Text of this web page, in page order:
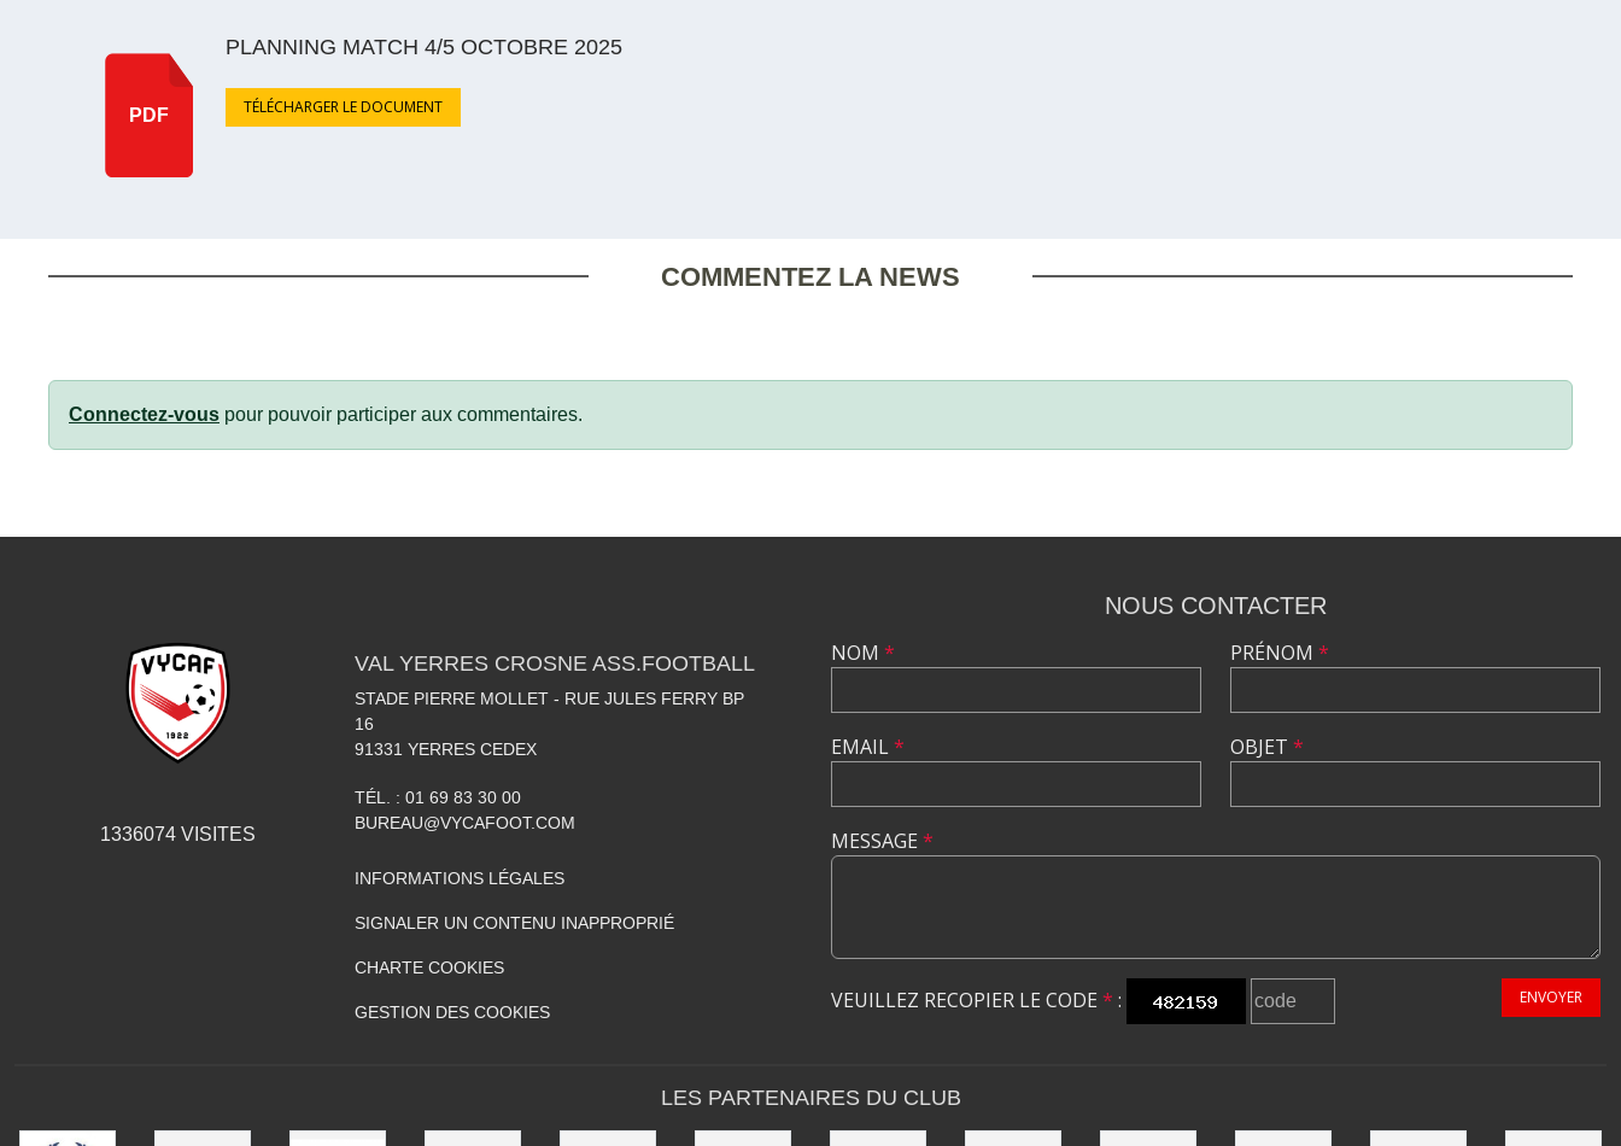
PDF
PLANNING MATCH 4/5 OCTOBRE 2025
TÉLÉCHARGER LE DOCUMENT
COMMENTEZ LA NEWS
Connectez-vous pour pouvoir participer aux commentaires.
1336074VISITES
VAL YERRES CROSNE ASS.FOOTBALL
STADE PIERRE MOLLET - RUE JULES FERRY BP
16
91331 YERRES CEDEX
TÉL. : 01 69 83 30 00
BUREAU@VYCAFOOT.COM
INFORMATIONS LÉGALES
SIGNALER UN CONTENU INAPPROPRIÉ
CHARTE COOKIES
GESTION DES COOKIES
NOUS CONTACTER
NOM *
EMAIL*
PRÉNOM *
OBJET *
MESSAGE *
VEUILLEZ RECOPIER LE CODE * : ENVOYER
LES PARTENAIRES DU CLUB